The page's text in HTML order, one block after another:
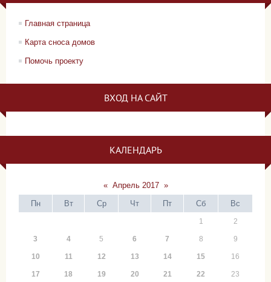
Главная страница
Карта сноса домов
Помочь проекту
ВХОД НА САЙТ
КАЛЕНДАРЬ
« Апрель 2017 »
Пн
Вт Ср Чт Пт Сб Вс
1 2
3 4 5 6 7 8 9
10 11 12 13 14 15 16
17 18 19 20 21 22 23